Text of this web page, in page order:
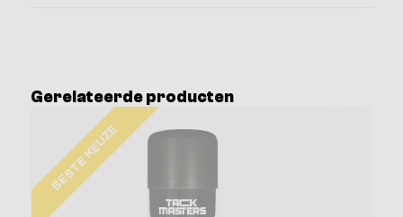
Gerelateerde producten
BESTE KEUZE